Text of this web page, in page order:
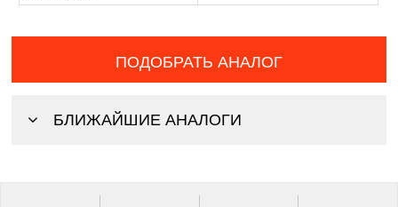
ПОДОБРАТЬ АНАЛОГ
БЛИЖАЙШИЕ АНАЛОГИ